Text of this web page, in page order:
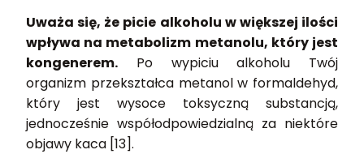
Uważa się, że picie alkoholu w większej ilości
wpływa na metabolizm metanolu, który jest
kongenerem. Po wypiciu alkoholu Twój
organizm przekształca metanol w formaldehyd,
który jest wysoce toksyczną substancją,
jednocześnie współodpowiedzialną za niektóre
objawy kaca [13].